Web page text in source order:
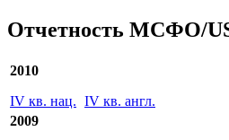
Отчетность МСФО/
2010
IV кв. нац. IV кв. англ.
2009